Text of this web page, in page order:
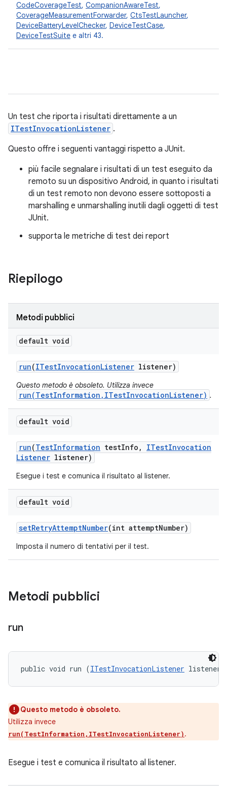
CodeCoverageTest, CompanionAwareTest,
CoverageMeasurementForwarder, CtsTestLauncher,
DeviceBatteryLevelChecker, DeviceTestCase,
DeviceTestSuite e altri 43.
Un test che riporta i risultati direttamente a un
ITestInvocationListener .
Questo offre i seguenti vantaggi rispetto a JUnit.
più facile segnalare i risultati di un test eseguito da
remoto su un dispositivo Android, in quanto i risultati
di un test remoto non devono essere sottoposti a
marshalling e unmarshalling inutili dagli oggetti di test
JUnit.
supporta le metriche di test dei report
Riepilogo
Metodi pubblici
default void
run(ITestInvocationListener listener)
Questo metodo è obsoleto. Utilizza invece
run(TestInformation,ITestInvocationListener) .
default void
run(TestInformation testInfo , ITestInvocation
Listener listener)
Esegue i test e comunica il risultato al listener.
default void
setRetryAttemptNumber(int attemptNumber)
Imposta il numero di tentativi per il test.
Metodi pubblici
run
public void run (ITestInvocationListener listener)
Questo metodo è obsoleto.
Utilizza invece
run(TestInformation,ITestInvocationListener).
Esegue i test e comunica il risultato al listener.